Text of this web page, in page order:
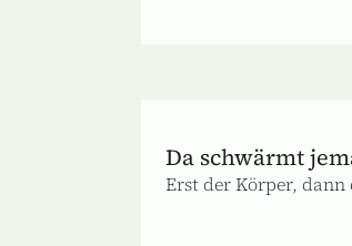
Da schwärmt
Erst der Körper, dann